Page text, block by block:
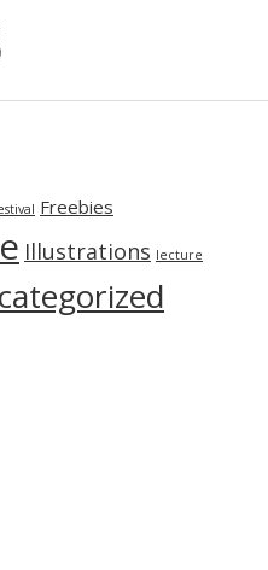
Freebies
Illustrations lecture